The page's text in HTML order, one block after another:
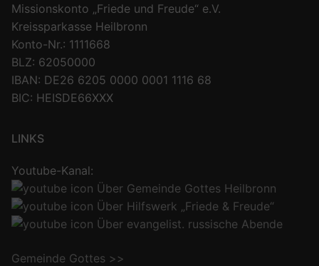
Missionskonto „Friede und Freude“ e.V.
Kreissparkasse Heilbronn
Konto-Nr.: 1111668
BLZ: 62050000
IBAN: DE26 6205 0000 0001 1116 68
BIC: HEISDE66XXX
LINKS
Youtube-Kanal:
Über Gemeinde Gottes Heilbronn
Über Hilfswerk „Friede & Freude“
Über evangelist. russische Abende
Gemeinde Gottes >>